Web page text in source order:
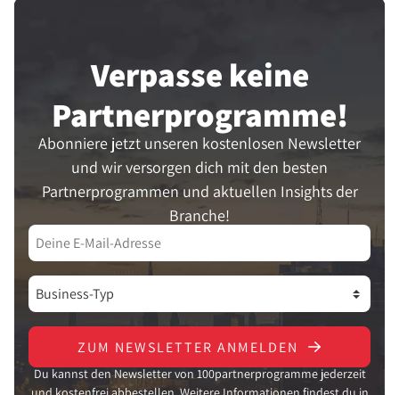
Verpasse keine
Partner­programme!
Abonniere jetzt unseren kostenlosen Newsletter
und wir versorgen dich mit den besten
Partnerprogrammen und aktuellen Insights der
Branche!
ZUM NEWSLETTER ANMELDEN
Du kannst den Newsletter von 100partnerprogramme jederzeit